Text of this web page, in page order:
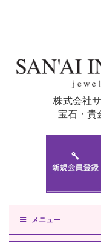
株式会社
宝石・貴
メニュー